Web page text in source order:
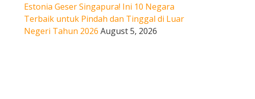
Estonia Geser Singapura! Ini 10 Negara
Terbaik untuk Pindah dan Tinggal di Luar
Negeri Tahun 2026 August 5, 2026